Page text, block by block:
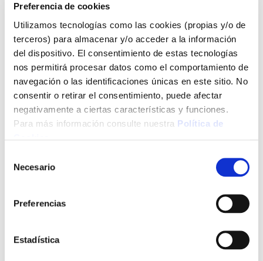
Preferencia de cookies
Utilizamos tecnologías como las cookies (propias y/o de
terceros) para almacenar y/o acceder a la información
del dispositivo. El consentimiento de estas tecnologías
nos permitirá procesar datos como el comportamiento de
navegación o las identificaciones únicas en este sitio. No
consentir o retirar el consentimiento, puede afectar
negativamente a ciertas características y funciones.
Para más información consulte nuestra Política de
Necesario
Preferencias
Estadística